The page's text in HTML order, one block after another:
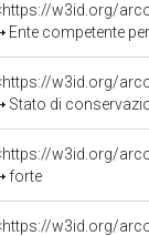
w3id.org/
Ente competente per tutela del
w3id.org/
Stato di
w3id.org/
forte